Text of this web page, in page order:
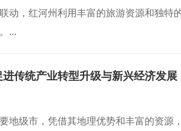
动，红河州利用丰富的旅游资源和独特
...
传统产业转型升级与新兴经济发展
地级市，凭借其地理优势和丰富的资源